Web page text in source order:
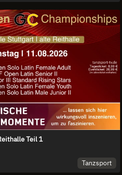
Teil 1
Tanzsport